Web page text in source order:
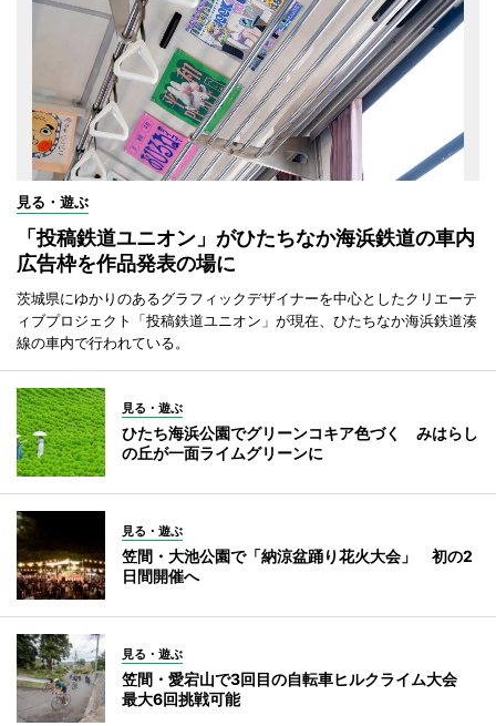
見る・遊ぶ
「投稿鉄道ユニオン」がひたちなか海浜鉄道の車内
広告枠を作品発表の場に
茨城県にゆかりのあるグラフィックデザイナーを中心としたクリエーテ
ィブプロジェクト「投稿鉄道ユニオン」が現在、ひたちなか海浜鉄道湊
線の車内で行われている。
見る・遊ぶ
ひたち海浜公園でグリーンコキア色づく みはらし
の丘が一面ライムグリーンに
見る・遊ぶ
笠間・大池公園で「納涼盆踊り花火大会」 初の2
日間開催へ
見る・遊ぶ
笠間・愛宕山で3回目の自転車ヒルクライム大会
最大6回挑戦可能